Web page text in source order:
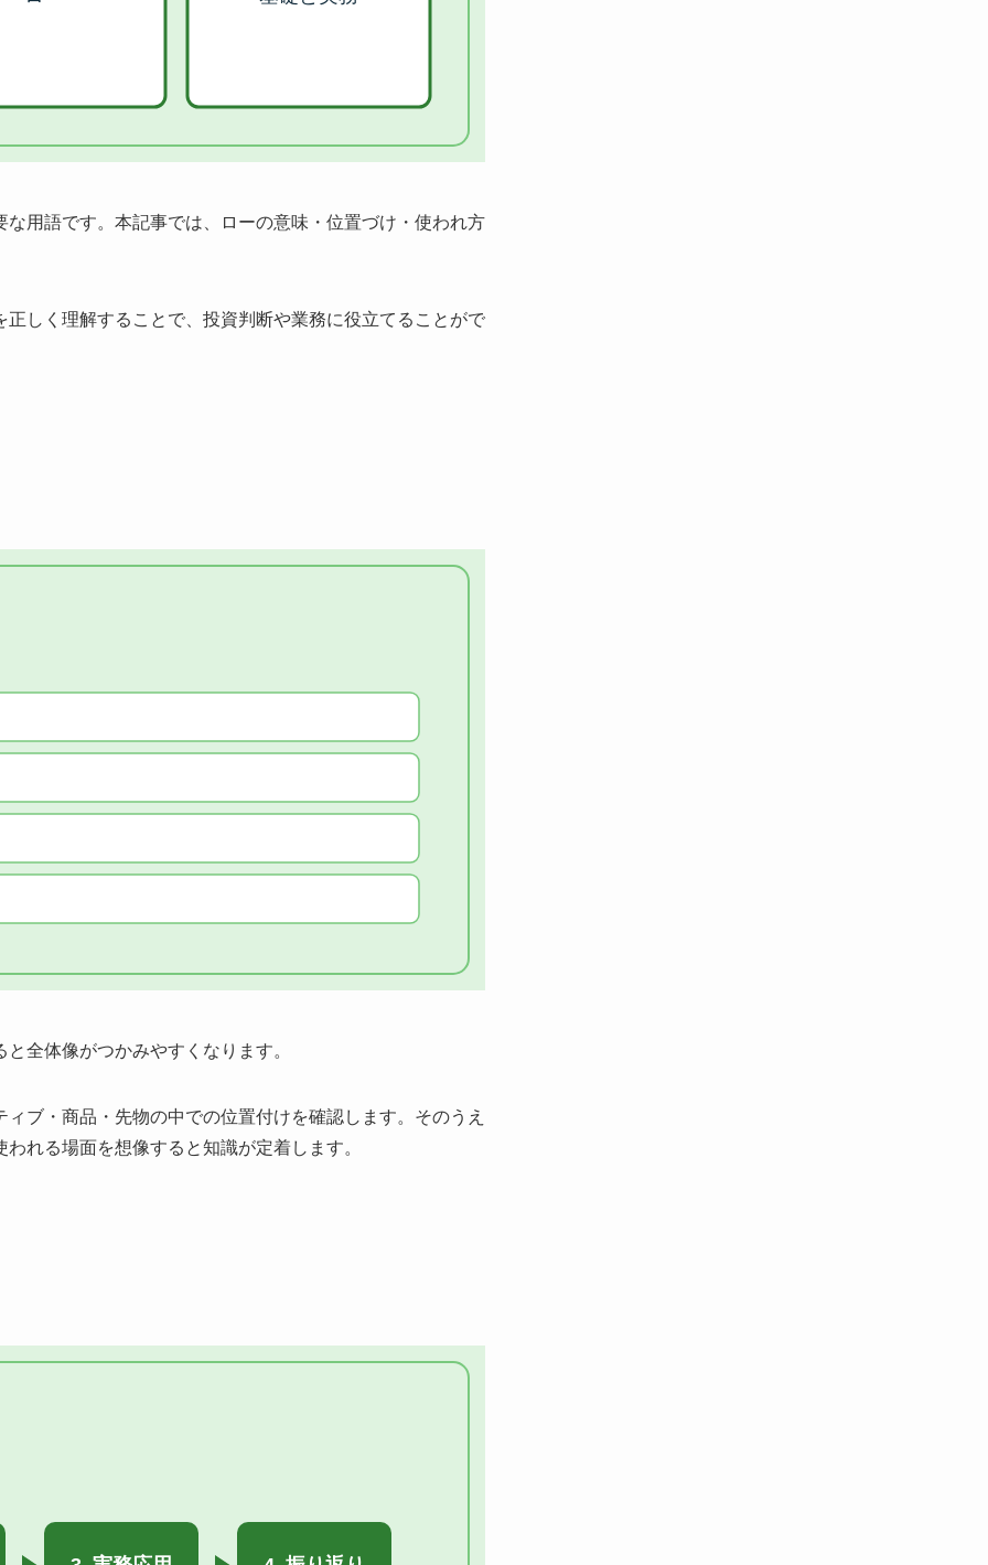
用語です。本記事では、ローの意味・位置づけ・使われ方
しく理解することで、投資判断や業務に役立てることがで
全体像がつかみやすくなります。
ブ・商品・先物の中での位置付けを確認します。そのうえ
れる場面を想像すると知識が定着します。